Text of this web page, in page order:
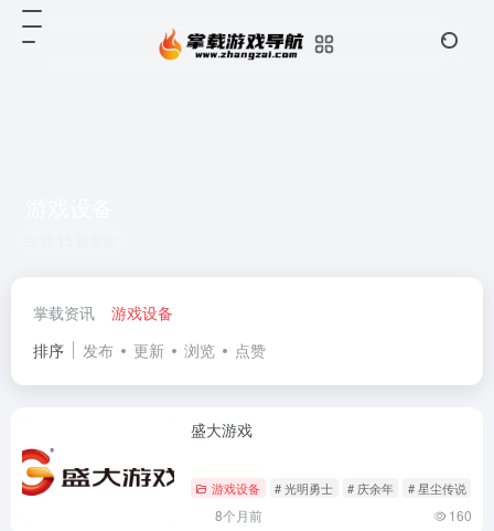
掌载资讯
游戏设备
排序
发布 更新 浏览 点赞
盛大游戏
游戏设备 # 光明勇士 # 庆余年 # 星尘传说
8个月前 160